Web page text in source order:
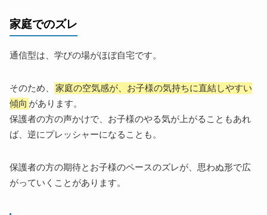
家庭でのズレ
通信型は、学びの場がほぼ自宅です。
そのため、
家庭の空気感が、お子様の気持ちに直結しやすい
傾向 があります。
保護者の方の声かけで、お子様のやる気が上がることもあれ
ば、逆にプレッシャーになることも。
保護者の方の期待とお子様のペースのズレが、思わぬ形で広
がっていくことがあります。